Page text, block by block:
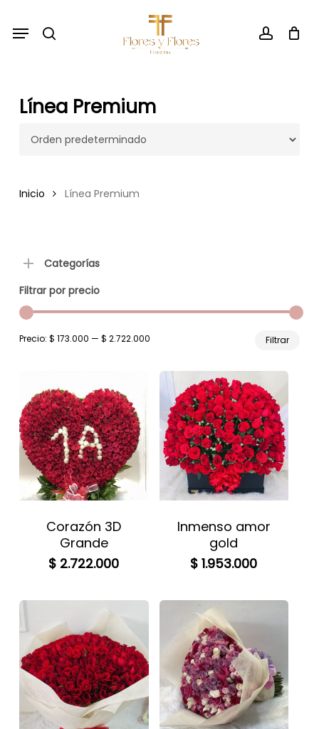
account
Menu
Línea Premium
Inicio Línea Premium
Categorías
Filtrar por precio
Filtrar
Precio: $ 173.000 — $ 2.722.000
Corazón 3D
Grande
$ 2.722.000
Inmenso amor
gold
$ 1.953.000